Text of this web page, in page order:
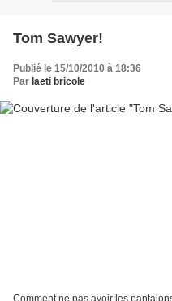
Tom Sawyer!
Publié le 15/10/2010 à 18:36
Par laeti bricole
Comment ne pas avoir les